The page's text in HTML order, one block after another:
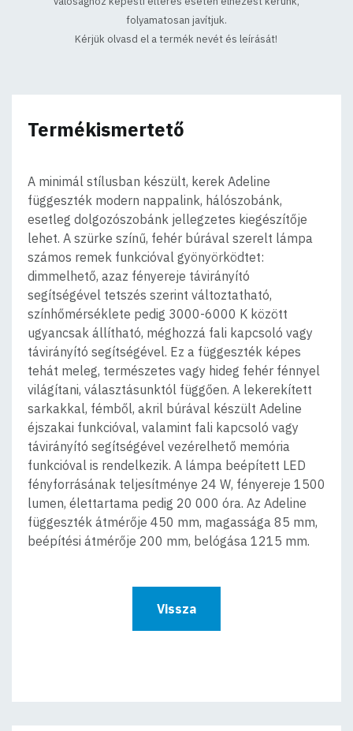
folyamatosan javítjuk.
Kérjük olvasd el a termék nevét és leírását!
Termékismertető
A minimál stílusban készült, kerek Adeline
függeszték modern nappalink, hálószobánk,
esetleg dolgozószobánk jellegzetes kiegészítője
lehet. A szürke színű, fehér búrával szerelt lámpa
számos remek funkcióval gyönyörködtet:
dimmelhető, azaz fényereje távirányító
segítségével tetszés szerint változtatható,
színhőmérséklete pedig 3000-6000 K között
ugyancsak állítható, méghozzá fali kapcsoló vagy
távirányító segítségével. Ez a függeszték képes
tehát meleg, természetes vagy hideg fehér fénnyel
világítani, választásunktól függően. A lekerekített
sarkakkal, fémből, akril búrával készült Adeline
éjszakai funkcióval, valamint fali kapcsoló vagy
távirányító segítségével vezérelhető memória
funkcióval is rendelkezik. A lámpa beépített LED
fényforrásának teljesítménye 24 W, fényereje 1500
lumen, élettartama pedig 20 000 óra. Az Adeline
függeszték átmérője 450 mm, magassága 85 mm,
beépítési átmérője 200 mm, belógása 1215 mm.
Vissza